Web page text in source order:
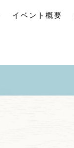
イベント概要